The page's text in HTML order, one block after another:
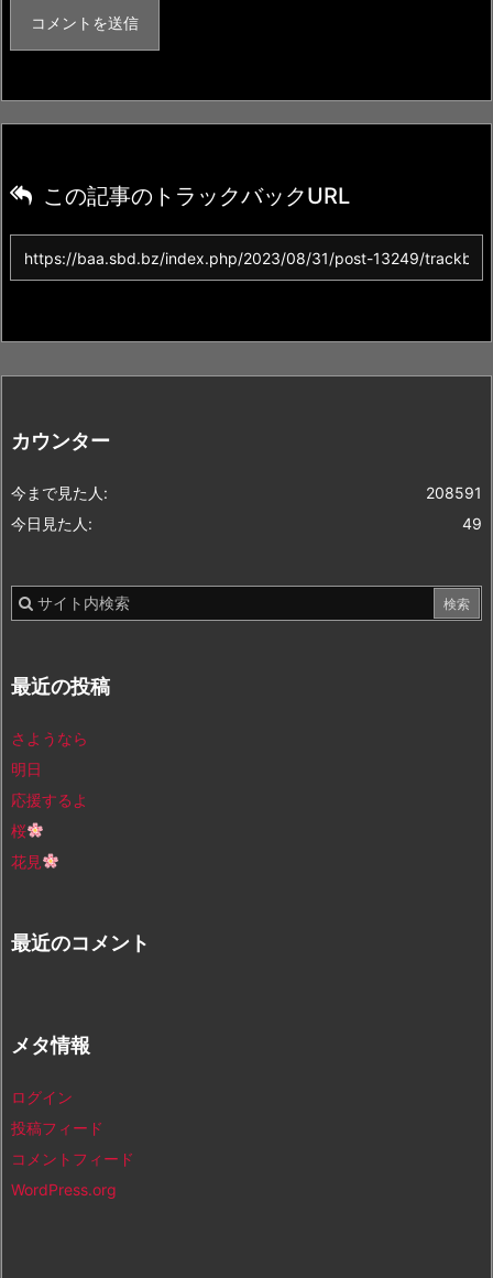
この記事のトラックバックURL
カウンター
208591
今まで見た人:
49
今日見た人:
最近の投稿
さようなら
明日
応援するよ
桜
花見
最近のコメント
メタ情報
ログイン
投稿フィード
コメントフィード
WordPress.org